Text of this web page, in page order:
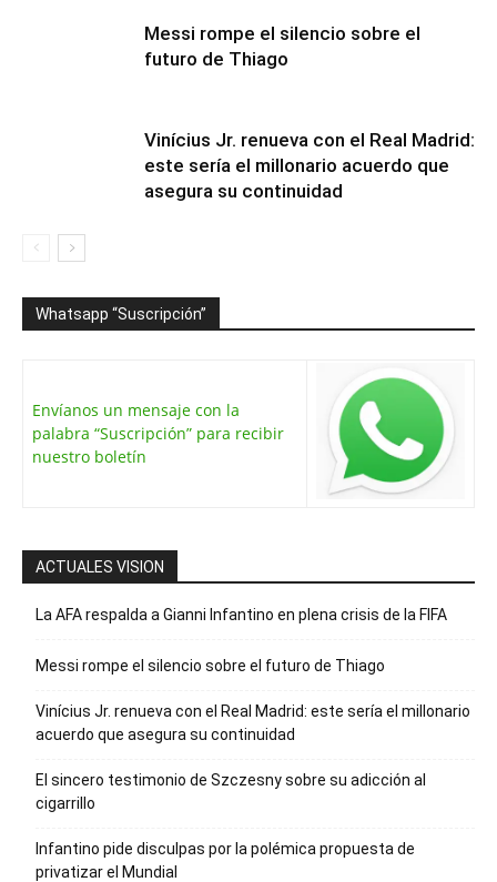
Messi rompe el silencio sobre el
futuro de Thiago
Vinícius Jr. renueva con el Real Madrid:
este sería el millonario acuerdo que
asegura su continuidad
Whatsapp “Suscripción”
Envíanos un mensaje con la
palabra “Suscripción” para recibir
nuestro boletín
ACTUALES VISION
La AFA respalda a Gianni Infantino en plena crisis de la FIFA
Messi rompe el silencio sobre el futuro de Thiago
Vinícius Jr. renueva con el Real Madrid: este sería el millonario
acuerdo que asegura su continuidad
El sincero testimonio de Szczesny sobre su adicción al
cigarrillo
Infantino pide disculpas por la polémica propuesta de
privatizar el Mundial